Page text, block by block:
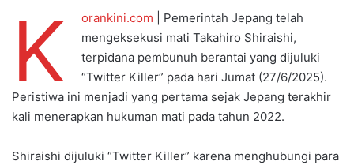
K orankini.com | Pemerintah Jepang telah
mengeksekusi mati Takahiro Shiraishi,
terpidana pembunuh berantai yang dijuluki
“Twitter Killer” pada hari Jumat (27/6/2025).
Peristiwa ini menjadi yang pertama sejak Jepang terakhir
kali menerapkan hukuman mati pada tahun 2022.
Shiraishi dijuluki “Twitter Killer” karena menghubungi para